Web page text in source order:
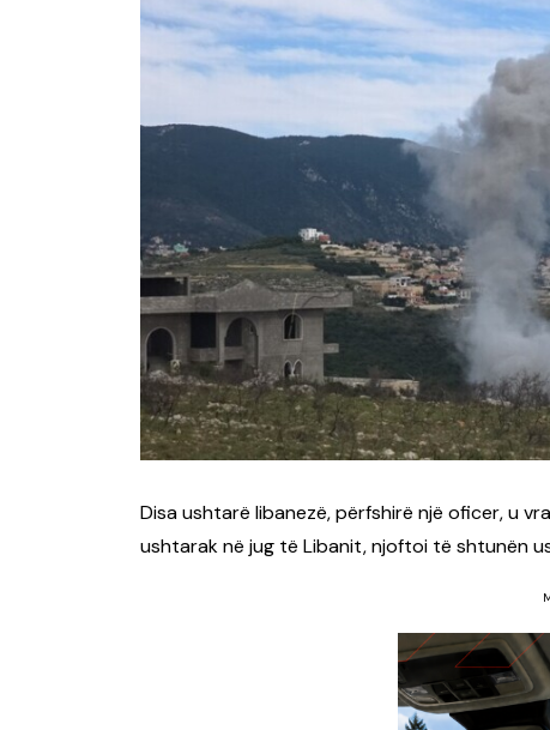
Disa ushtarë libanezë, përfshirë një oficer, u
ushtarak në jug të Libanit, njoftoi të shtunën